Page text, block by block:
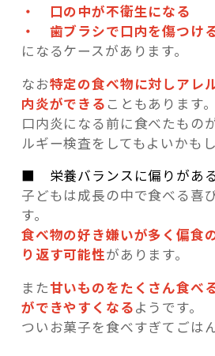
・ 口の中が不衛生になる
・ 歯ブラシで口内を傷つけ
になるケースがあります。
なお特定の食べ物に対しアレ
内炎ができる こともあります。
口内炎になる前に食べたもの
ルギー検査をしてもよいかも
■ 栄養バランスに偏りがあ
子どもは成長の中で食べる喜
す。
食べ物の好き嫌いが多く偏食
り返す可能性があります。
また甘いものをたくさん食べ
ができやすくなるようです。
ついお菓子を食べすぎてごは